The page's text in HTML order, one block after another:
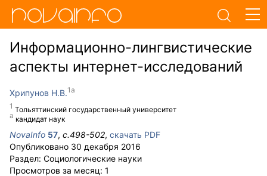
Информационно-лингвистические
аспекты интернет-исследований
Хрипунов Н.В.
Тольяттинский государственный университет
кандидат наук
NovaInfo 57, с.498-502, скачать PDF
Опубликовано 30 декабря 2016
Раздел: Социологические науки
Просмотров за месяц: 1